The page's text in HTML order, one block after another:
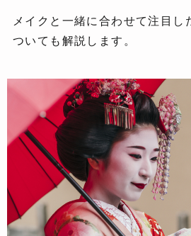
メイクと一緒に合わせて注目し
ついても解説します。